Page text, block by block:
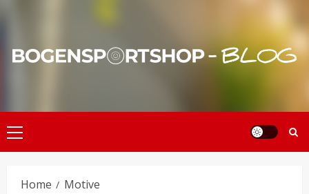
Primary
Menu
Home Motive